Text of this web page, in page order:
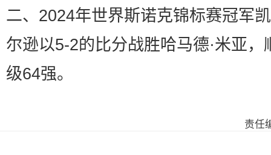
二、2024年世界斯诺克锦标赛冠军
尔逊以5-2的比分战胜哈马德·米亚，
级64强。
责任